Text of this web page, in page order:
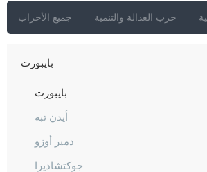
جميع الأحزاب حزب العدالة والتنمية
باتمان
بايبورت
بايبورت
أيدن تبه
دمير أوزو
جوكتشاديرا